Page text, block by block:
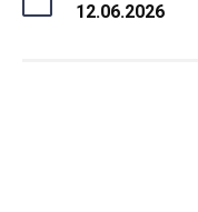
12.06.2026